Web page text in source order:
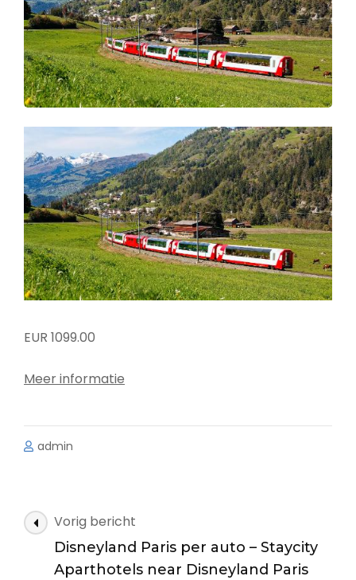
EUR 1099.00
Meer informatie
admin
Bericht
navigatie
Vorig bericht
Disneyland Paris per auto – Staycity
Aparthotels near Disneyland Paris